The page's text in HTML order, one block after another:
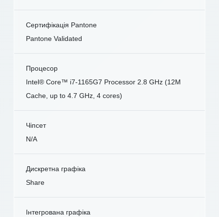
Сертифікація Pantone
Pantone Validated
Процесор
Intel® Core™ i7-1165G7 Processor 2.8 GHz (12M
Cache, up to 4.7 GHz, 4 cores)
Чіпсет
N/A
Дискретна графіка
Share
Інтегрована графіка